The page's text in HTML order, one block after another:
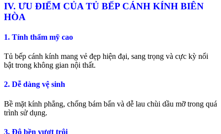
IV. ƯU ĐIỂM CỦA TỦ BẾP CÁNH KÍNH BIÊN
HÒA
1. Tính thẩm mỹ cao
Tủ bếp cánh kính mang vẻ đẹp hiện đại, sang trọng và cực kỳ nổi
bật trong không gian nội thất.
2. Dễ dàng vệ sinh
Bề mặt kính phẳng, chống bám bẩn và dễ lau chùi dầu mỡ trong quá
trình sử dụng.
3. Độ bền vượt trội